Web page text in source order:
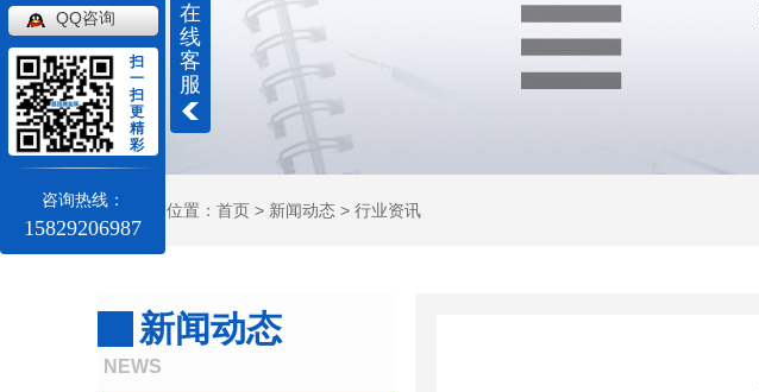
当前位置： 首页 > 新闻动态 > 行业资讯
新闻动态
NEWS
在
线
客
服
QQ咨询
扫
一
扫
更
精
彩
咨询热线：
15829206987